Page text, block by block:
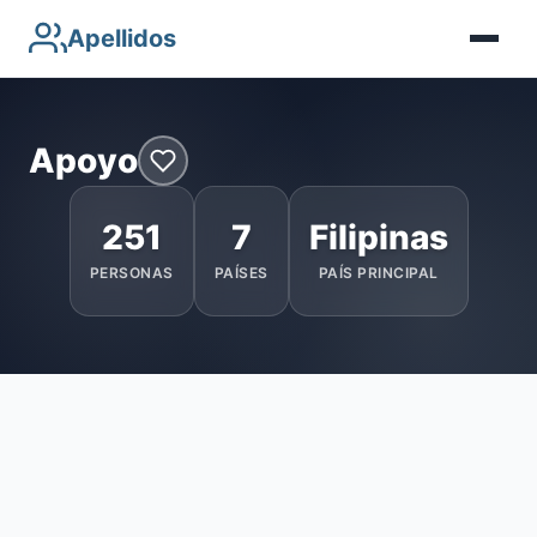
Apellidos
Apoyo
251
PERSONAS
7
PAÍSES
Filipinas
PAÍS PRINCIPAL